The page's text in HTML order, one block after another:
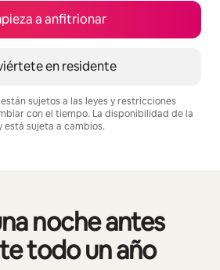
a anfitrionar
en residente
sujetos a las leyes y restricciones
con el tiempo. La disponibilidad de la
está sujeta a cambios.
noche antes
todo un año